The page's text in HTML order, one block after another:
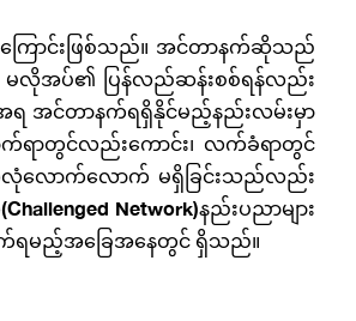
ြောင်းဖြစ်သည်။ အင်တာနက်ဆိုသည်
မလိုအပ်၏ ပြန်လည်ဆန်းစစ်ရန်လည်း
ရ အင်တာနက်ရရှိနိုင်မည့်နည်းလမ်းမှာ
ရာတွင်လည်းကောင်း၊ လက်ခံရာတွင်
လုံလုံလောက်လောက် မရှိခြင်းသည်လည်း
Network)နည်းပညာများ
ရမည့်အခြေအနေတွင် ရှိသည်။